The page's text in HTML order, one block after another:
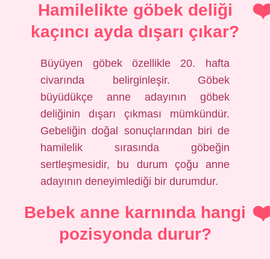
Hamilelikte göbek deliği
kaçıncı ayda dışarı çıkar?
Büyüyen göbek özellikle 20. hafta
civarında belirginleşir. Göbek
büyüdükçe anne adayının göbek
deliğinin dışarı çıkması mümkündür.
Gebeliğin doğal sonuçlarından biri de
hamilelik sırasında göbeğin
sertleşmesidir, bu durum çoğu anne
adayının deneyimlediği bir durumdur.
Bebek anne karnında hangi
pozisyonda durur?